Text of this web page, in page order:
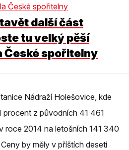
další část
tu velký pěší
České spořitelny
Nádraží Holešovice, kde
z původních 41 461
roce 2014 na letošních 141 340
by měly v příštích deseti